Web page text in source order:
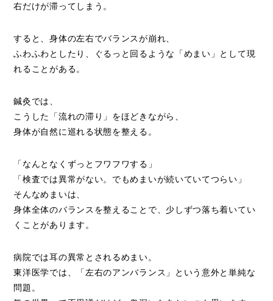
右だけが滞ってしまう。
すると、身体の左右でバランスが崩れ、
ふわふわとしたり、ぐるっと回るような「めまい」として現
れることがある。
鍼灸では、
こうした「流れの滞り」をほどきながら、
身体が自然に巡れる状態を整える。
「なんとなくずっとフワフワする」
「検査では異常がない。でもめまいが続いていてつらい」
そんなめまいは、
身体全体のバランスを整えることで、少しずつ落ち着いてい
くことがあります。
病院では耳の異常とされるめまい。
東洋医学では、「左右のアンバランス」という意外と単純な
問題。